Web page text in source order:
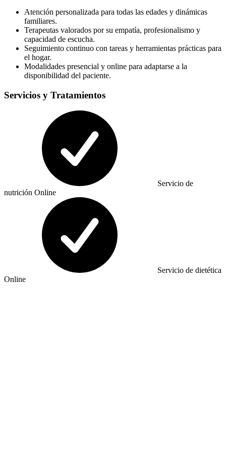
Atención personalizada para todas las edades y dinámicas
familiares.
Terapeutas valorados por su empatía, profesionalismo y
capacidad de escucha.
Seguimiento continuo con tareas y herramientas prácticas para
el hogar.
Modalidades presencial y online para adaptarse a la
disponibilidad del paciente.
Servicios y Tratamientos
Servicio de
nutrición Online
Servicio de dietética
Online